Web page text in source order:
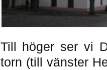
Till höger ser vi
torn (till vänster